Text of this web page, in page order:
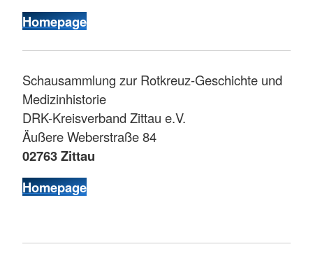
Homepage
Schausammlung zur Rotkreuz-Geschichte und
Medizinhistorie
DRK-Kreisverband Zittau e.V.
Äußere Weberstraße 84
02763 Zittau
Homepage